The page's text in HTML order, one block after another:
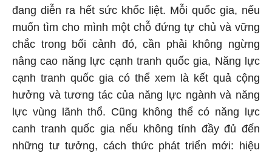
đang diễn ra hết sức khốc liệt. Mỗi quốc gia, nếu
muốn tìm cho mình một chỗ đứng tự chủ và vững
chắc trong bối cảnh đó, cần phải không ngừng
nâng cao năng lực cạnh tranh quốc gia, Năng lực
cạnh tranh quốc gia có thể xem là kết quả cộng
hưởng và tương tác của năng lực ngành và năng
lực vùng lãnh thổ. Cũng không thể có năng lực
canh tranh quốc gia nếu không tính đầy đủ đến
những tư tưởng, cách thức phát triển mới: hiệu